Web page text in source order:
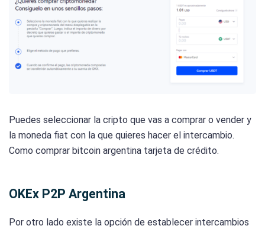
Puedes seleccionar la cripto que vas a comprar o vender y
la moneda fiat con la que quieres hacer el intercambio.
Como comprar bitcoin argentina tarjeta de crédito.
OKEx P2P Argentina
Por otro lado existe la opción de establecer intercambios